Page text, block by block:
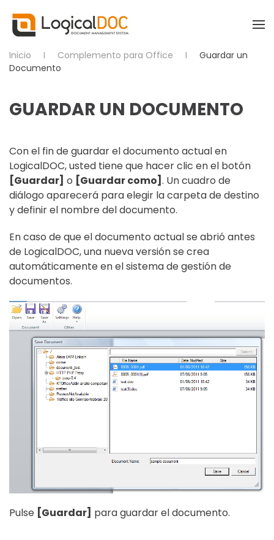
Skip to main content
Inicio Complemento para Office
Guardar un
Documento
GUARDAR UN DOCUMENTO
Con el fin de guardar el documento actual en
LogicalDOC, usted tiene que hacer clic en el botón
[Guardar] o [Guardar como] . Un cuadro de
diálogo aparecerá para elegir la carpeta de destino
y definir el nombre del documento.
En caso de que el documento actual se abrió antes
de LogicalDOC, una nueva versión se crea
automáticamente en el sistema de gestión de
documentos.
Pulse [Guardar] para guardar el documento.